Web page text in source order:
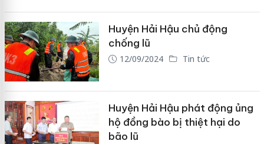
Huyện Hải Hậu chủ động
chống lũ
12/09/2024 Tin tức
Huyện Hải Hậu phát động ủng
hộ đồng bào bị thiệt hại do
bão lũ